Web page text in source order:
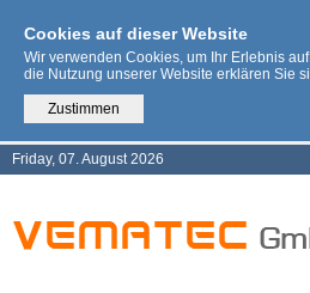
Cookies auf dieser Website
Wir verwenden Cookies, um Ihr Erlebnis
die Nutzung unserer Website erklären Sie
Zustimmen
Friday, 07. August 2026